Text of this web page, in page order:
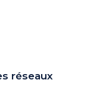
réseaux